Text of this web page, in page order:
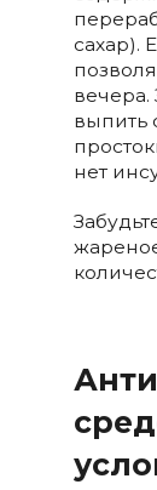
сахар).
выпить
нет